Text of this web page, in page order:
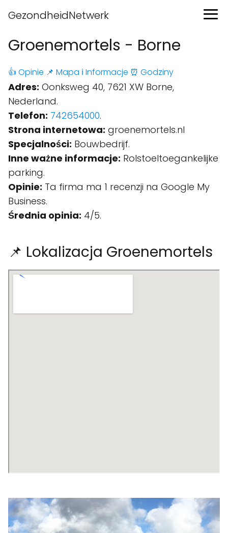
GezondheidNetwerk
Groenemortels - Borne
👍 Opinie 📌 Mapa ℹ️ Informacje ⏰ Godziny
Adres: Oonksweg 40, 7621 XW Borne,
Nederland.
Telefon: 742654000.
Strona internetowa: groenemortels.nl
Specjalności: Bouwbedrijf.
Inne ważne informacje: Rolstoeltoegankelijke
parking.
Opinie: Ta firma ma 1 recenzji na Google My
Business.
Średnia opinia: 4/5.
📌 Lokalizacja Groenemortels